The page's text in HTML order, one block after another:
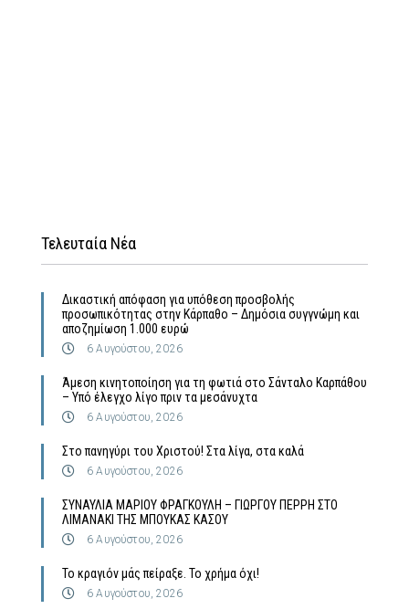
Τελευταία Νέα
Δικαστική απόφαση για υπόθεση προσβολής
προσωπικότητας στην Κάρπαθο – Δημόσια συγγνώμη και
αποζημίωση 1.000 ευρώ
6 Αυγούστου, 2026
Άμεση κινητοποίηση για τη φωτιά στο Σάνταλο Καρπάθου
– Υπό έλεγχο λίγο πριν τα μεσάνυχτα
6 Αυγούστου, 2026
Στο πανηγύρι του Χριστού! Στα λίγα, στα καλά
6 Αυγούστου, 2026
ΣΥΝΑΥΛΙΑ ΜΑΡΙΟΥ ΦΡΑΓΚΟΥΛΗ – ΓΙΩΡΓΟΥ ΠΕΡΡΗ ΣΤΟ
ΛΙΜΑΝΑΚΙ ΤΗΣ ΜΠΟΥΚΑΣ ΚΑΣΟΥ
6 Αυγούστου, 2026
Το κραγιόν μάς πείραξε. Το χρήμα όχι!
6 Αυγούστου, 2026